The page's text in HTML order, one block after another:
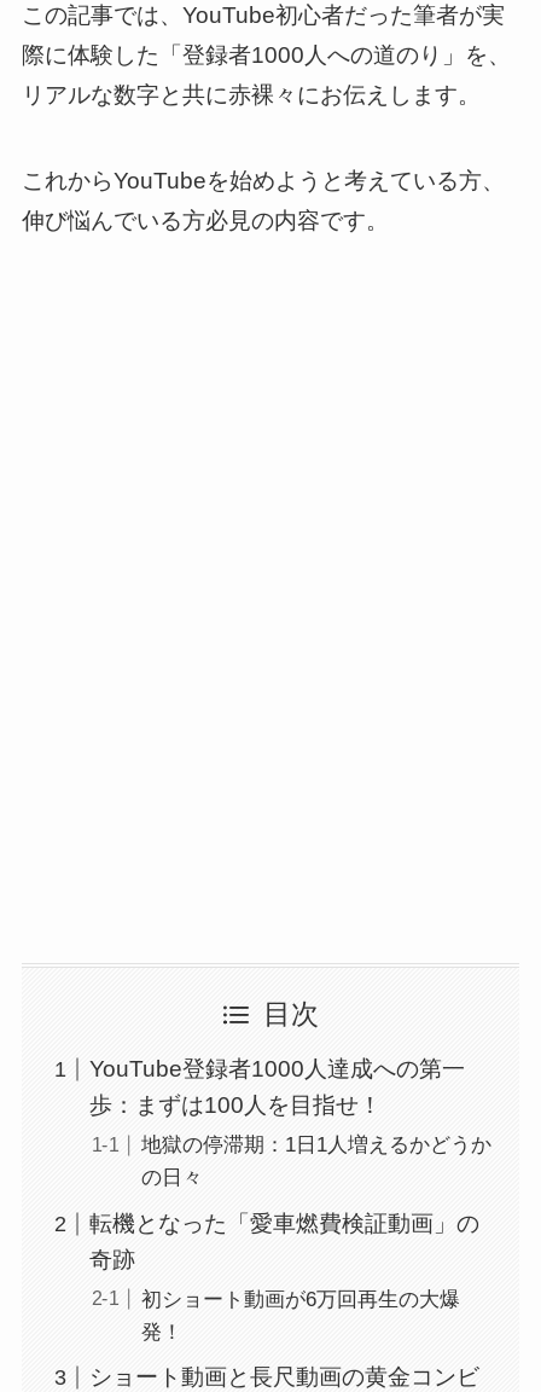
この記事では、YouTube初心者だった筆者が実
際に体験した「登録者1000人への道のり」を、
リアルな数字と共に赤裸々にお伝えします。
これからYouTubeを始めようと考えている方、
伸び悩んでいる方必見の内容です。
目次
YouTube登録者1000人達成への第一
歩：まずは100人を目指せ！
地獄の停滞期：1日1人増えるかどうか
の日々
転機となった「愛車燃費検証動画」の
奇跡
初ショート動画が6万回再生の大爆
発！
ショート動画と長尺動画の黄金コンビ